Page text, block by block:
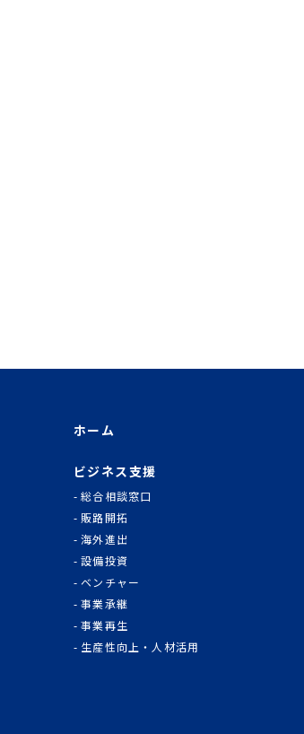
ホーム
ビジネス支援
総合相談窓口
販路開拓
海外進出
設備投資
ベンチャー
事業承継
事業再生
生産性向上・人材活用